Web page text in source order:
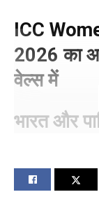
ICC
2026 का
वेल्स में
भारत और
चंडीगढ, 10 जून